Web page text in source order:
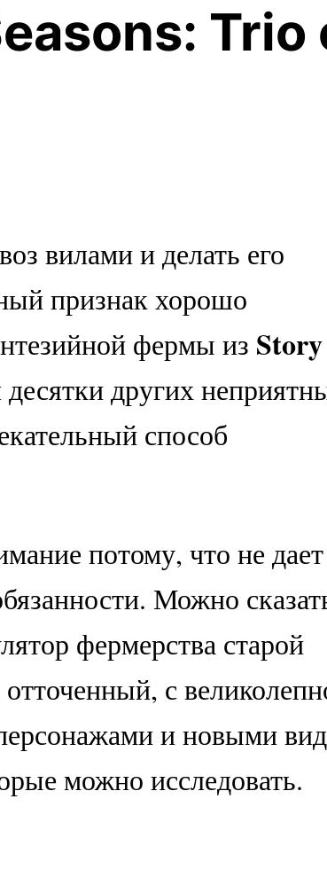
Trio
вилами и делать его
признак хорошо
фермы из
других
способ
потому, что не дает
Можно
фермерства старой
с
и новыми
можно исследовать.